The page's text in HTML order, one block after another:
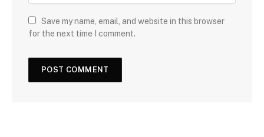
Save my name, email, and website in this browser
for the next time I comment.